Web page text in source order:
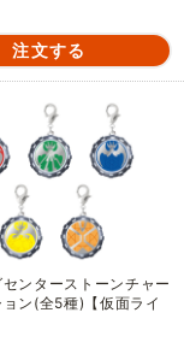
ンターストーンチャー
ン(全5種)【仮面ライ